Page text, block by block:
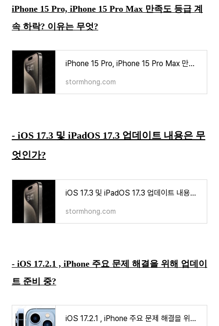
iPhone 15 Pro, iPhone 15 Pro Max 만족도 등급 계
속 하락? 이유는 무엇?
iPhone 15 Pro, iPhone 15 Pro Max 만족도 등급 계속 하락? 이유는 무엇?
stormhong.com
- iOS 17.3 및 iPadOS 17.3 업데이트 내용은 무
엇인가?
iOS 17.3 및 iPadOS 17.3 업데이트 내용은 무엇인가?
stormhong.com
- iOS 17.2.1 , iPhone 주요 문제 해결을 위해 업데이
트 준비 중?
iOS 17.2.1 , iPhone 주요 문제 해결을 위해 업데이트 준비 중?